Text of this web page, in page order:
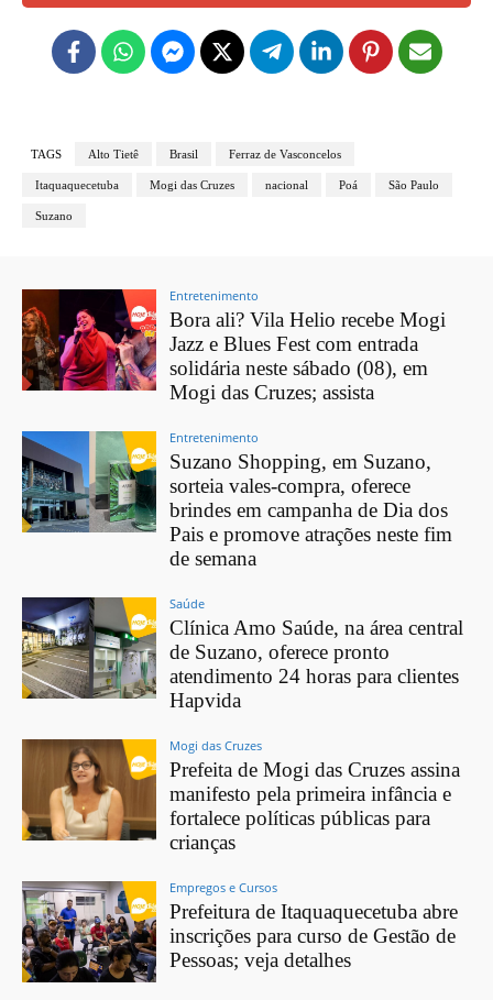
TAGS Alto Tietê Brasil Ferraz de Vasconcelos
Itaquaquecetuba Mogi das Cruzes nacional Poá São Paulo
Suzano
Entretenimento
Bora ali? Vila Helio recebe Mogi
Jazz e Blues Fest com entrada
solidária neste sábado (08), em
Mogi das Cruzes; assista
Entretenimento
Suzano Shopping, em Suzano,
sorteia vales-compra, oferece
brindes em campanha de Dia dos
Pais e promove atrações neste fim
de semana
Saúde
Clínica Amo Saúde, na área central
de Suzano, oferece pronto
atendimento 24 horas para clientes
Hapvida
Mogi das Cruzes
Prefeita de Mogi das Cruzes assina
manifesto pela primeira infância e
fortalece políticas públicas para
crianças
Empregos e Cursos
Prefeitura de Itaquaquecetuba abre
inscrições para curso de Gestão de
Pessoas; veja detalhes